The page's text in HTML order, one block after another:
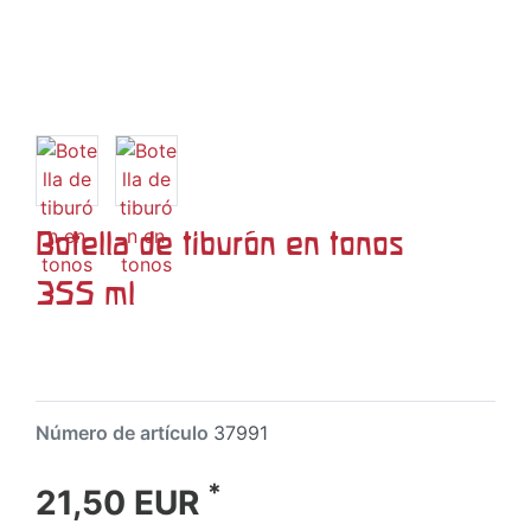
Botella de tiburón en tonos
355 ml
Número de artículo 37991
21,50 EUR *